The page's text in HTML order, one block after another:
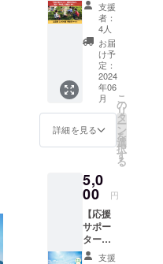
ジネスアイ
デアを共有
している。
日本4Hクラ
ブ（全国農
業青年クラ
ブ連絡協議
会）令和4年
度第69代会
業・農村政
策審議会基
本法検証部
会 審議委員
ケッ
ト」を
お持ち
の方か
ら順に
予約日
の確保
をさせ
ていた
だきま
行予約
を含め
た順番
でクラ
ファン
終了後
に日付
ト】 ク
ラウド
ファン
ディン
グ限定
で『先
行予約
チケッ
ト』を
販売し
ます！
１日１
のキャ
ンプ場
となる
ため、
この
「先行
予約チ
支援
者：
4人
お届
け予
定：
2024
年06
月
詳細を見る
こ
の
リ
タ
ー
ン
を
選
択
す
る
5,0
00 円
【応援
サポー
ター
5,000支援